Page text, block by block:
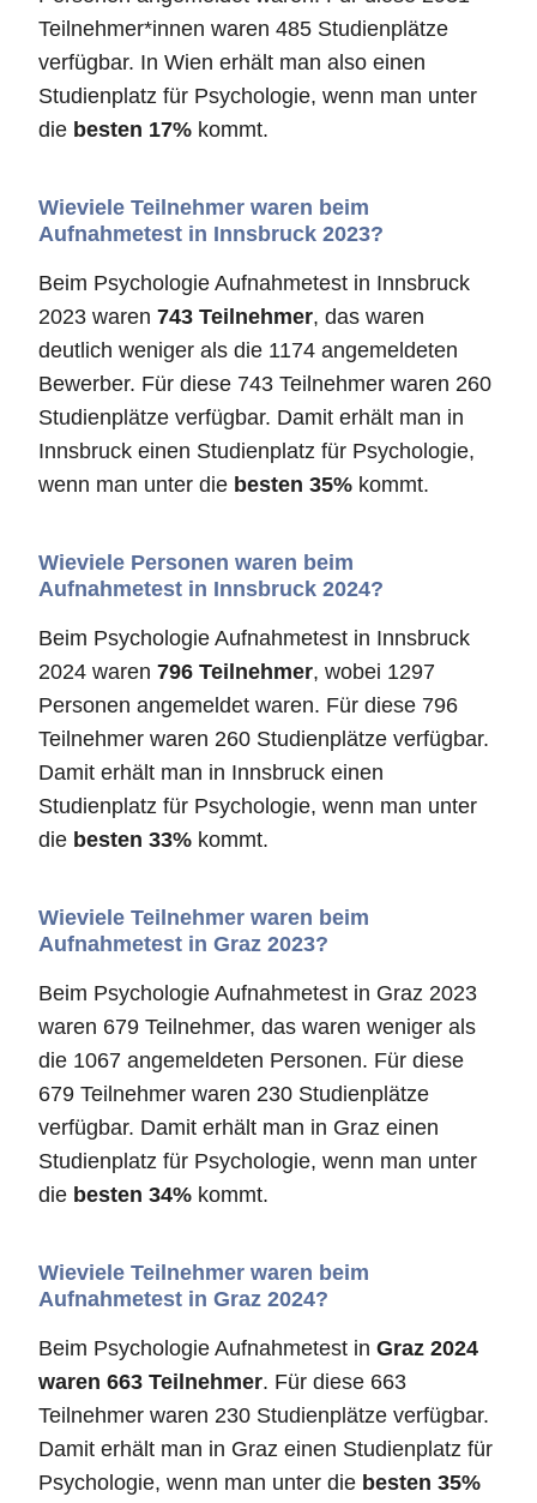
Teilnehmer*innen waren 485 Studienplätze
verfügbar. In Wien erhält man also einen
Studienplatz für Psychologie, wenn man unter
die besten 17% kommt.
Wieviele Teilnehmer waren beim
Aufnahmetest in Innsbruck 2023?
Beim Psychologie Aufnahmetest in Innsbruck
2023 waren 743 Teilnehmer, das waren
deutlich weniger als die 1174 angemeldeten
Bewerber. Für diese 743 Teilnehmer waren 260
Studienplätze verfügbar. Damit erhält man in
Innsbruck einen Studienplatz für Psychologie,
wenn man unter die besten 35% kommt.
Wieviele Personen waren beim
Aufnahmetest in Innsbruck 2024?
Beim Psychologie Aufnahmetest in Innsbruck
2024 waren 796 Teilnehmer, wobei 1297
Personen angemeldet waren. Für diese 796
Teilnehmer waren 260 Studienplätze verfügbar.
Damit erhält man in Innsbruck einen
Studienplatz für Psychologie, wenn man unter
die besten 33% kommt.
Wieviele Teilnehmer waren beim
Aufnahmetest in Graz 2023?
Beim Psychologie Aufnahmetest in Graz 2023
waren 679 Teilnehmer, das waren weniger als
die 1067 angemeldeten Personen. Für diese
679 Teilnehmer waren 230 Studienplätze
verfügbar. Damit erhält man in Graz einen
Studienplatz für Psychologie, wenn man unter
die besten 34% kommt.
Wieviele Teilnehmer waren beim
Aufnahmetest in Graz 2024?
Beim Psychologie Aufnahmetest in Graz 2024
waren 663 Teilnehmer. Für diese 663
Teilnehmer waren 230 Studienplätze verfügbar.
Damit erhält man in Graz einen Studienplatz für
Psychologie, wenn man unter die besten 35%